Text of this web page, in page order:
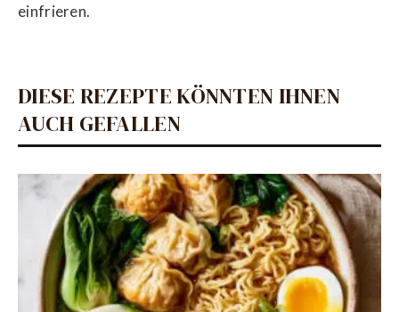
einfrieren.
DIESE REZEPTE KÖNNTEN IHNEN
AUCH GEFALLEN